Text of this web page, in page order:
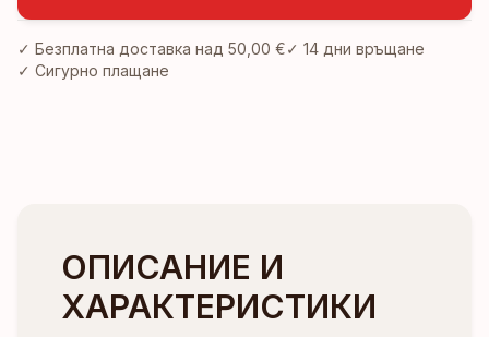
✓ Безплатна доставка над 50,00 €✓ 14 дни връщане
✓ Сигурно плащане
ОПИСАНИЕ И
ХАРАКТЕРИСТИКИ